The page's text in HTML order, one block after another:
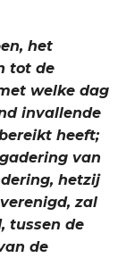
het
tot de
welke dag
invallende
heeft;
van
hetzij
zal
tussen de
de